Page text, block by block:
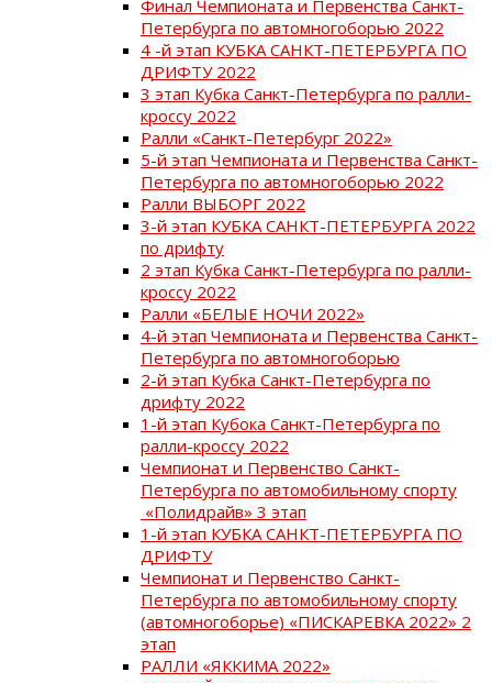
Финал Чемпионата и Первенства Санкт-
Петербурга по автомногоборью 2022
4 -й этап КУБКА САНКТ-ПЕТЕРБУРГА ПО
ДРИФТУ 2022
3 этап Кубка Санкт-Петербурга по ралли-
кроссу 2022
Ралли «Санкт-Петербург 2022»
5-й этап Чемпионата и Первенства Санкт-
Петербурга по автомногоборью 2022
Ралли ВЫБОРГ 2022
3-й этап КУБКА САНКТ-ПЕТЕРБУРГА 2022
по дрифту
2 этап Кубка Санкт-Петербурга по ралли-
кроссу 2022
Ралли «БЕЛЫЕ НОЧИ 2022»
4-й этап Чемпионата и Первенства Санкт-
Петербурга по автомногоборью
2-й этап Кубка Санкт-Петербурга по
дрифту 2022
1-й этап Кубока Санкт-Петербурга по
ралли-кроссу 2022
Чемпионат и Первенство Санкт-
Петербурга по автомобильному спорту
«Полидрайв» 3 этап
1-й этап КУБКА САНКТ-ПЕТЕРБУРГА ПО
ДРИФТУ
Чемпионат и Первенство Санкт-
Петербурга по автомобильному спорту
(автомногоборье) «ПИСКАРЕВКА 2022» 2
этап
РАЛЛИ «ЯККИМА 2022»